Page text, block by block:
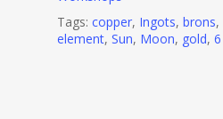
Tags: copper, Ingots, brons,
element, Sun, Moon, gold, 6